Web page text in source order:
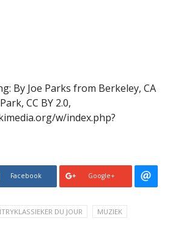
By Joe Parks from Berkeley, CA
CC BY 2.0,
w/index.php?
Facebook Google+
DU JOUR MUZIEK